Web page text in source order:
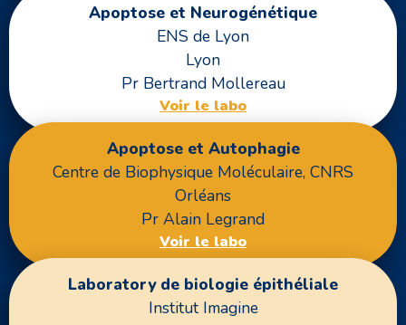
Apoptose et Neurogénétique
ENS de Lyon
Lyon
Pr Bertrand Mollereau
Voir le labo
Apoptose et Autophagie
Centre de Biophysique Moléculaire, CNRS
Orléans
Pr Alain Legrand
Voir le labo
Laboratory de biologie épithéliale
Institut Imagine